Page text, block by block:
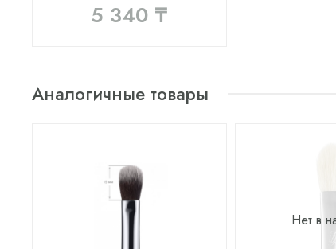
5 340 ₸
Аналогичные товары
Нет в